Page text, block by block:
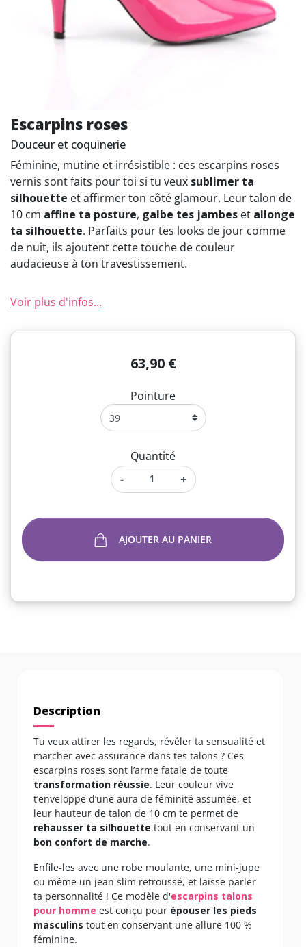
Escarpins roses
Douceur et coquinerie
Féminine, mutine et irrésistible : ces escarpins roses
vernis sont faits pour toi si tu veux sublimer ta
silhouette et affirmer ton côté glamour. Leur talon de
10 cm affine ta posture, galbe tes jambes et allonge
ta silhouette. Parfaits pour tes looks de jour comme
de nuit, ils ajoutent cette touche de couleur
audacieuse à ton travestissement.
Voir plus d'infos...
63,90 €
Pointure
Quantité
-
+
AJOUTER AU PANIER
Description
Tu veux attirer les regards, révéler ta sensualité et
marcher avec assurance dans tes talons ? Ces
escarpins roses sont l’arme fatale de toute
transformation réussie. Leur couleur vive
t’enveloppe d’une aura de féminité assumée, et
leur hauteur de talon de 10 cm te permet de
rehausser ta silhouette tout en conservant un
bon confort de marche.
Enfile-les avec une robe moulante, une mini-jupe
ou même un jean slim retroussé, et laisse parler
ta personnalité ! Ce modèle d'escarpins talons
pour homme est conçu pour épouser les pieds
masculins tout en conservant une allure 100 %
féminine.